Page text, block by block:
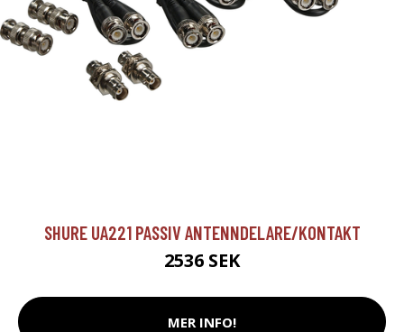
SHURE UA221 PASSIV ANTENNDELARE/KONTAKT
2536 SEK
MER INFO!